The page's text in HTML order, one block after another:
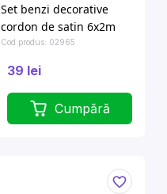
Set benzi decorative
cordon de satin 6x2m
Cod produs: 02965
39 lei
Cumpără